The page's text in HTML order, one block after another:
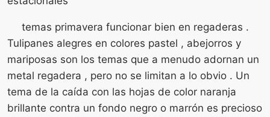
temas primavera funcionar bien en regaderas .
Tulipanes alegres en colores pastel , abejorros y
mariposas son los temas que a menudo adornan un
metal regadera , pero no se limitan a lo obvio . Un
tema de la caída con las hojas de color naranja
brillante contra un fondo negro o marrón es precioso